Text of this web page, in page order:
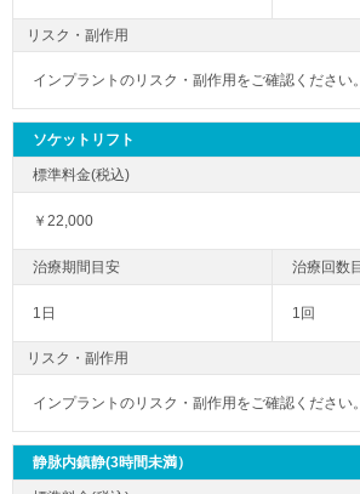
リスク・副作用
インプラントのリスク・副作用をご確認ください。
ソケットリフト
￥22,000
1日 1回
リスク・副作用
インプラントのリスク・副作用をご確認ください。
静脉内鎮静(3時間未満）